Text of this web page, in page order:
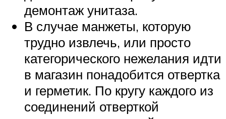
демонтаж унитаза.
В случае манжеты, которую
трудно извлечь, или просто
категорического нежелания идти
в магазин понадобится отвертка
и герметик. По кругу каждого из
соединений отверткой